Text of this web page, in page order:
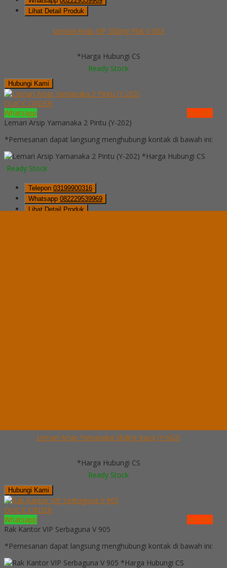
Lihat Detail Produk
Lemari Arsip VIP Sliding Plat V 603
*Harga Hubungi CS
Ready Stock
Hubungi Kami
QUICK ORDER
Whatsapp
via SMS
Lemari Arsip Yamanaka 2 Pintu (Y-202)
*Pemesanan dapat langsung menghubungi kontak di bawah ini:
*Harga Hubungi CS
Ready Stock
Telepon 03199900316
Whatsapp 082229539969
Lihat Detail Produk
Lemari Arsip Yamanaka Sliding Kaca (Y-602)
*Harga Hubungi CS
Ready Stock
Hubungi Kami
QUICK ORDER
Whatsapp
via SMS
Rak Kantor VIP Serbaguna V 905
*Pemesanan dapat langsung menghubungi kontak di bawah ini:
*Harga Hubungi CS